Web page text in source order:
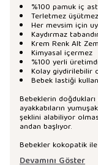
%100 pamuk iç
Terletmez üşütmez
Her mevsim için
Kaydırmaz
Krem Renk Alt
Kimyasal içermez
%100 yerli
Kolay giydirilebilir
Bebek lastiği
Bebeklerin
ayakkabıların
şeklini alabiliyor
andan başlıyor.
Bebekler kokopatik
Devamını Göster